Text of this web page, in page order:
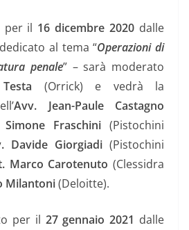
per il 16 dicembre 2020 dalle
al tema “Operazioni di
penale” – sarà moderato
(Orrick) e vedrà la
Avv. Jean-Paule Castagno
Fraschini (Pistochini
Davide Giorgiadi (Pistochini
Marco Carotenuto (Clessidra
Milantoni(Deloitte).
per il 27 gennaio 2021 dalle